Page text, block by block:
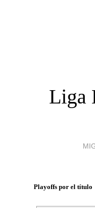
Liga
Playoffs por el título